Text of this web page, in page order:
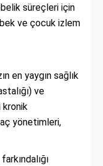
süreçleri için
ve çocuk izlem
en yaygın sağlık
ve
kronik
yönetimleri,